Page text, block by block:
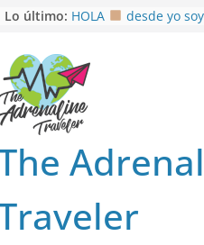
Lo último: HOLA
desde yo soy
EL SENDERO DEL
opción
HOSPEDAJE AL
En
MULITO!